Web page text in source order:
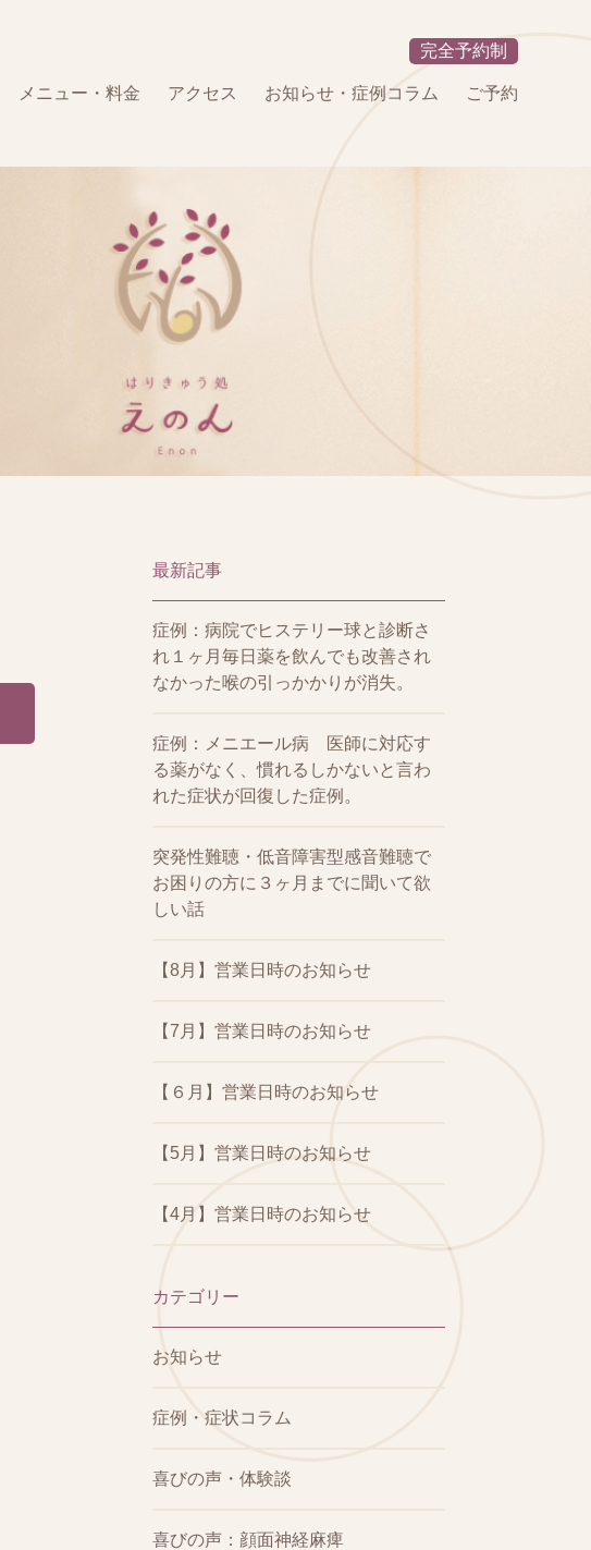
完全予約制
メニュー・料金 アクセス お知らせ・症例コラム ご予約
最新記事
症例：病院でヒステリー球と診断さ
れ１ヶ月毎日薬を飲んでも改善され
なかった喉の引っかかりが消失。
症例：メニエール病 医師に対応す
る薬がなく、慣れるしかないと言わ
れた症状が回復した症例。
突発性難聴・低音障害型感音難聴で
お困りの方に３ヶ月までに聞いて欲
しい話
【8月】営業日時のお知らせ
【7月】営業日時のお知らせ
【６月】営業日時のお知らせ
【5月】営業日時のお知らせ
【4月】営業日時のお知らせ
カテゴリー
お知らせ
症例・症状コラム
喜びの声・体験談
喜びの声：顔面神経麻痺